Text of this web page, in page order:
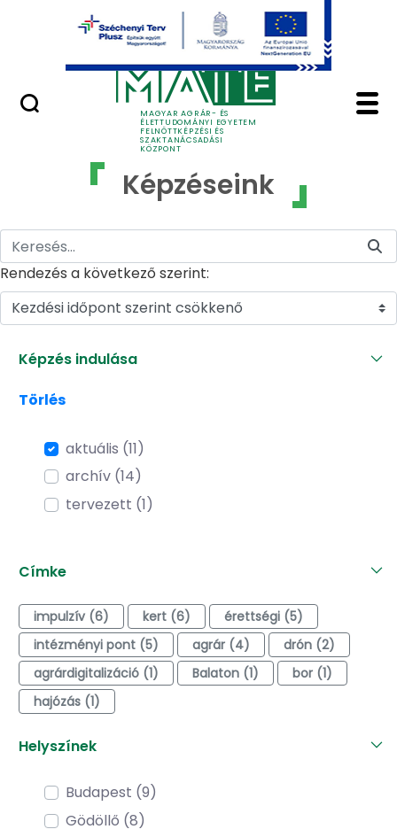
Ugrás a fő tartalomhoz
MAGYAR AGRÁR- ÉS
ÉLETTUDOMÁNYI EGYETEM
FELNŐTTKÉPZÉSI ÉS
SZAKTANÁCSADÁSI
KÖZPONT
Képzéseink - MATE
Képzéseink
Rendezés a következő szerint:
Kezdési időpont szerint csökkenő
Képzés indulása
Törlés
aktuális (11)
archív (14)
tervezett (1)
Címke
impulzív (6) kert (6)
érettségi (5)
intézményi pont (5)
agrár (4)
drón (2)
agrárdigitalizáció (1)
Balaton (1)
bor (1)
hajózás (1)
Helyszínek
Budapest (9)
Gödöllő (8)